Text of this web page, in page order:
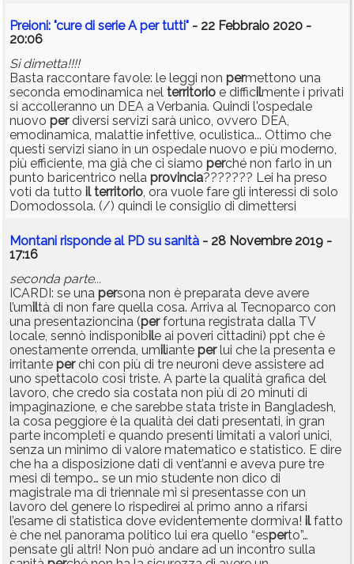
Preioni: "cure di serie A per tutti" - 22 Febbraio 2020 -
20:06
Si dimetta!!!!
Basta raccontare favole: le leggi non permettono una
seconda emodinamica nel territorio e difficilmente i privati
si accolleranno un DEA a Verbania. Quindi l'ospedale
nuovo perdiversi servizi sarà unico, ovvero DEA,
emodinamica, malattie infettive, oculistica... Ottimo che
questi servizi siano in un ospedale nuovo e più moderno,
più efficiente, ma già che ci siamo perché non farlo in un
punto baricentrico nella provincia??????? Lei ha preso
voti da tutto il territorio, ora vuole fare gli interessi di solo
Domodossola. (/) quindi le consiglio di dimettersi
Montani risponde al PD su sanità - 28 Novembre 2019 -
17:16
seconda parte...
ICARDI: se una persona non è preparata deve avere
l’umiltà di non fare quella cosa. Arriva al Tecnoparco con
una presentazioncina (perfortuna registrata dalla TV
locale, sennò indisponibile ai poveri cittadini) ppt che è
onestamente orrenda, umiliante perlui che la presenta e
irritante perchi con più di tre neuroni deve assistere ad
uno spettacolo così triste. A parte la qualità grafica del
lavoro, che credo sia costata non più di 20 minuti di
impaginazione, e che sarebbe stata triste in Bangladesh,
la cosa peggiore è la qualità dei dati presentati, in gran
parte incompleti e quando presenti limitati a valori unici,
senza un minimo di valore matematico e statistico. E dire
che ha a disposizione dati di vent’anni e aveva pure tre
mesi di tempo… se un mio studente non dico di
magistrale ma di triennale mi si presentasse con un
lavoro del genere lo rispedirei al primo anno a rifarsi
l’esame di statistica dove evidentemente dormiva! ilfatto
è che nel panorama politico lui era quello “esperto”…
pensate gli altri! Non può andare ad un incontro sulla